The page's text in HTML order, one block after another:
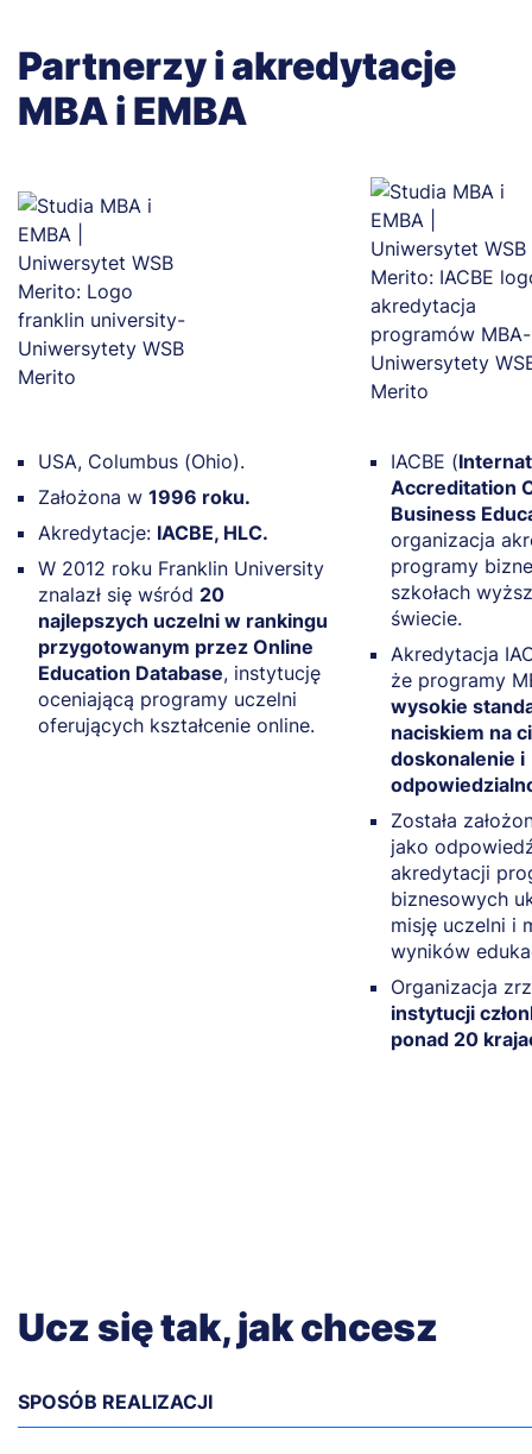
Partnerzy i akredytacje
MBA i EMBA
USA, Columbus (Ohio).
Założona w 1996 roku.
Akredytacje: IACBE, HLC.
W 2012 roku Franklin University
znalazł się wśród 20
najlepszych uczelni w rankingu
przygotowanym przez Online
Education Database, instytucję
oceniającą programy uczelni
oferujących kształcenie online.
IACBE (
Accreditation
Business
organizacja
programy
szkołach
świecie.
Akredytacja
że programy
wysokie
naciskiem na
doskonalenie i
Została
jako
akredytacji
biznesowych
misję uczelni i
wyników
Organizacja
instytucji
ponad 20
Ucz się tak, jak chcesz
SPOSÓB REALIZACJI